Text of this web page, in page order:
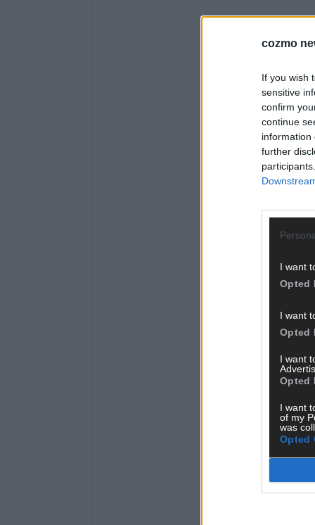
cozmo
If you wish
sensitive
confirm
continue
information
further
I want
Opted
I want
Opted
I want
Opted
I want
of my
was
Opted